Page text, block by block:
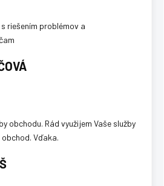
riešením problémov a
obchodu. Rád využijem Vaše služby
Vďaka.